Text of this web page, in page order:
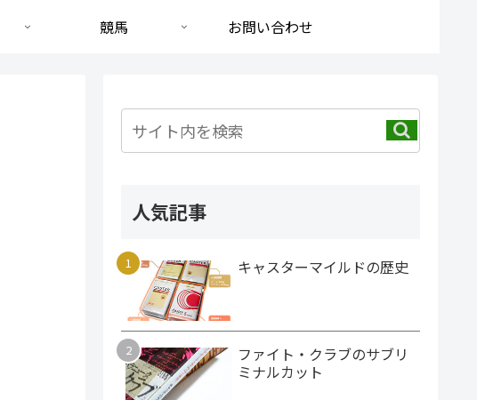
競馬 お問い合わせ
人気記事
キャスターマイルドの歴史
ファイト・クラブのサブリ
ミナルカット